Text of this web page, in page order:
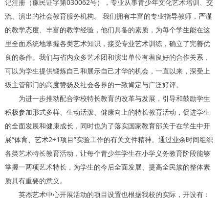
记注册（豫民证字第030062号），专业从事青少年文化艺术培训、交
流、演出的社会教育服务机构。 我们拥有丰富的专业指导教师，严谨
的教学态度、丰富的教学经验，他们具备的素质，为每个学生能在这
里全面系统地掌握各类艺术知识，接受专业艺术训练，确立了完善优
良的条件。我们与省内众多艺术团和演出单位有着良好的合作关系，
可以为学生提供锻炼自己和展示自己才华的机会，一直以来，深受上
级主管部门的高度赞扬及社会各界的一致肯定与广泛好评。
为进一步推动配合学校特长教育的改革与发展，引导和鼓励学生
积极参加形式多样、生动活泼、健康向上的特长教育活动，促进学生
的全面发展和健康成长，同时也为了落实国家教育部关于在学生中开
展“体育、艺术2+1项目”实验工作的有关文件精神。通过业余时间组织
各类艺术特长教育活动，让每个青少年学生在小学义务教育阶段能够
掌握一两项艺术特长，为学生的今后全面发展、提高全民族的整体素
质具有重要的意义。
英杰艺术中心开展活动的项目设置也根据我校的实际，开设有：